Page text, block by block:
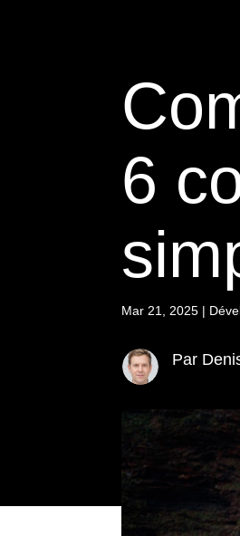
6
Mar 21, 2025 |
Par